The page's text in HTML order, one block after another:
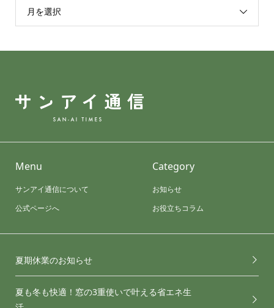
月を選択
Menu
サンアイ通信について
公式ページへ
Category
お知らせ
お役立ちコラム
夏期休業のお知らせ
夏も冬も快適！窓の3重使いで叶える省エネ生